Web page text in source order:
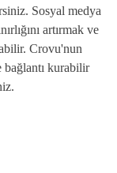
Sosyal medya
artırmak ve
Crovu'nun
bağlantı kurabilir